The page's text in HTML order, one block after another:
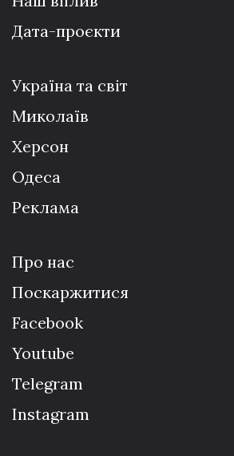
Дата-проєкти
Україна та світ
Миколаїв
Херсон
Одеса
Реклама
Про нас
Поскаржитися
Facebook
Youtube
Telegram
Instagram